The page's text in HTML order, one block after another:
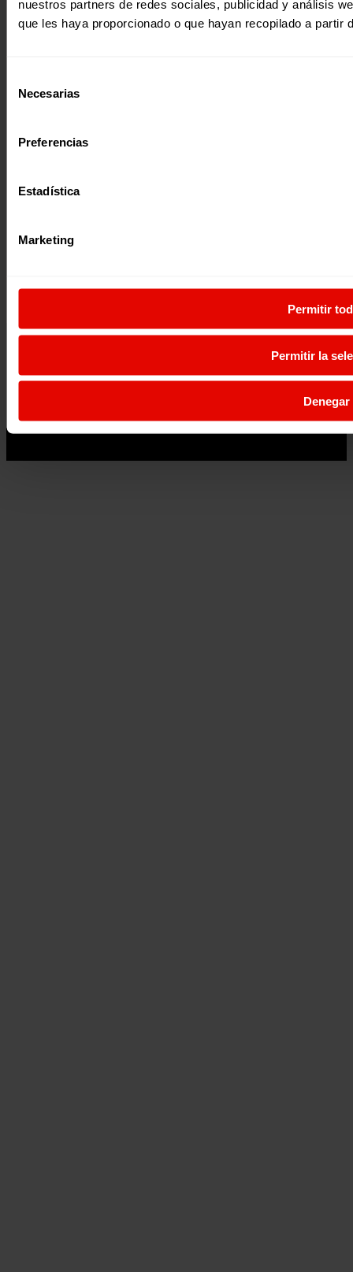
nuestros partners de redes sociales, publicidad y análisis
que les haya proporcionado o que hayan recopilado a
Necesarias
Preferencias
Estadística
Marketing
Permitir
Permitir la
Denegar
trataremos los datos aportados en calidad de
Responsable del tratamiento con la finalidad de…Seguir
Prensa
Cookies
Aviso legal